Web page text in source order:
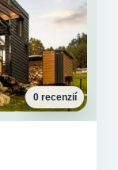
0 recenzií